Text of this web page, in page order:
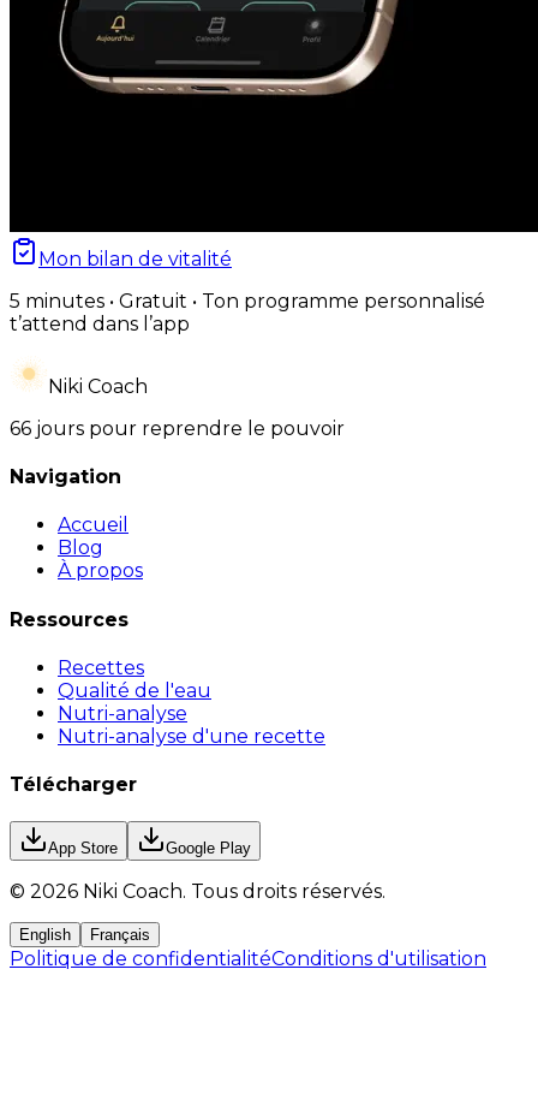
Mon bilan de vitalité
5 minutes • Gratuit • Ton programme personnalisé
t’attend dans l’app
Niki Coach
66 jours pour reprendre le pouvoir
Navigation
Accueil
Blog
À propos
Ressources
Recettes
Qualité de l'eau
Nutri-analyse
Nutri-analyse d'une recette
Télécharger
App Store Google Play
© 2026 Niki Coach. Tous droits réservés.
English Français
Politique de confidentialitéConditions d'utilisation